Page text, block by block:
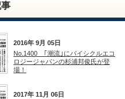
2016年 9月 05日
No.1400 ｢潮流｣にバイシクルエコ
ロジージャパンの杉浦邦俊氏が登
場！
2017年 11月 06日